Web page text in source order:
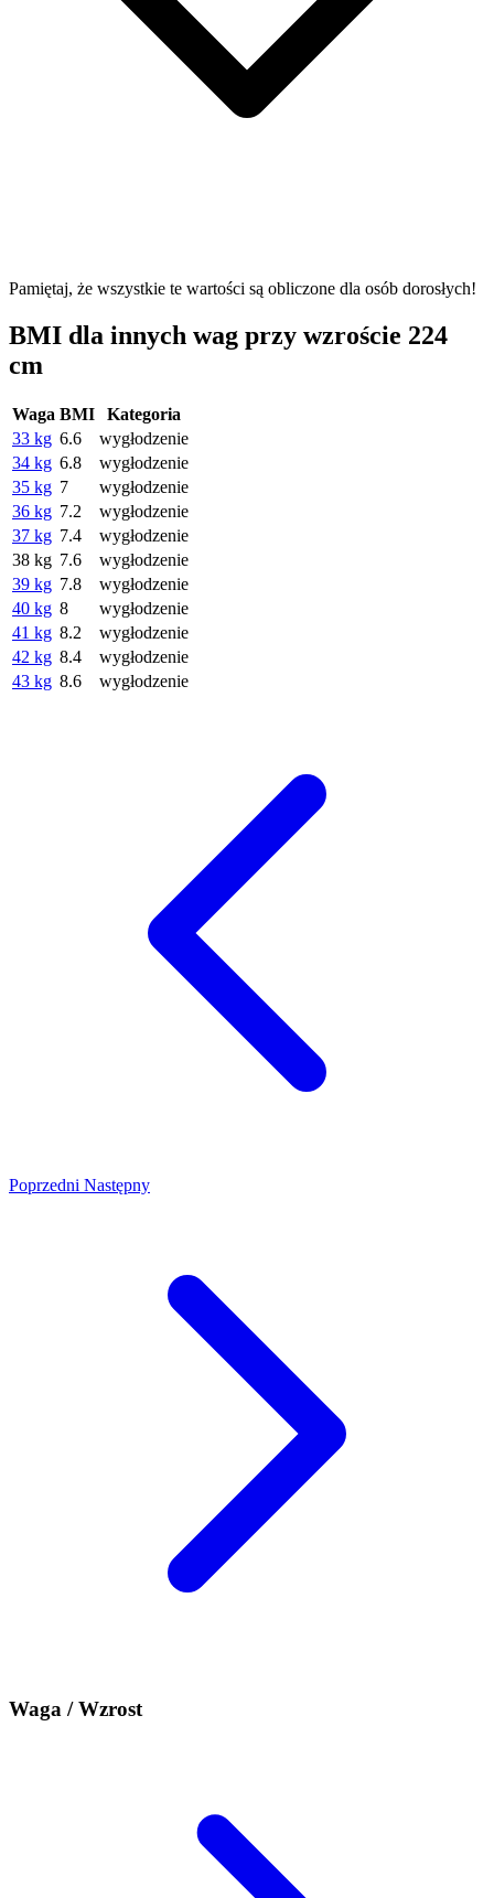
Pamiętaj, że wszystkie te wartości są obliczone dla osób dorosłych!
BMI dla innych wag przy wzroście 224
cm
Waga BMI
Kategoria
33 kg 6.6
wygłodzenie
34 kg 6.8
wygłodzenie
35 kg 7
wygłodzenie
36 kg 7.2
wygłodzenie
37 kg 7.4
wygłodzenie
38 kg 7.6
wygłodzenie
39 kg 7.8
wygłodzenie
40 kg 8
wygłodzenie
41 kg 8.2
wygłodzenie
42 kg 8.4
wygłodzenie
43 kg 8.6 wygłodzenie
Poprzedni Następny
Waga / Wzrost